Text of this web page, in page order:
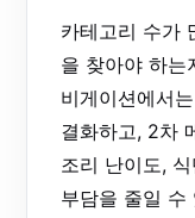
카테고리 수가
을 찾아야 하는
비게이션에서
결화하고, 2차
조리 난이도,
부담을 줄일 수